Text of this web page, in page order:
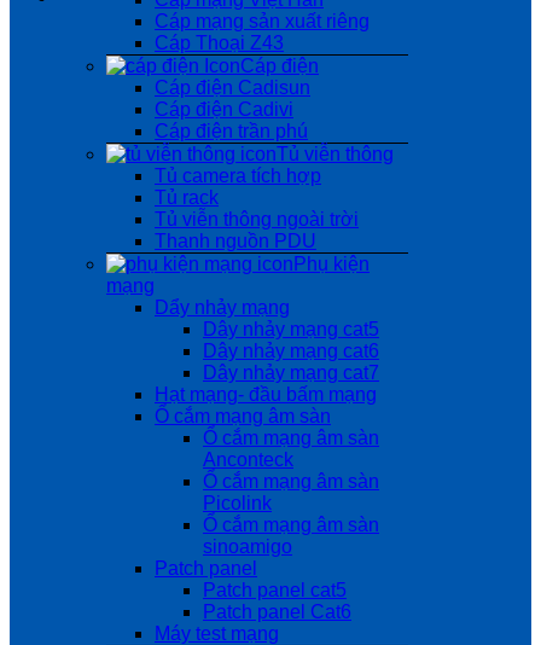
Cáp mạng sản xuất riêng
Cáp Thoại Z43
Cáp điện
Cáp điện Cadisun
Cáp điện Cadivi
Cáp điện trần phú
Tủ viễn thông
Tủ camera tích hợp
Tủ rack
Tủ viễn thông ngoài trời
Thanh nguồn PDU
Phụ kiện
mạng
Dẩy nhảy mạng
Dây nhảy mạng cat5
Dây nhảy mạng cat6
Dây nhảy mạng cat7
Hạt mạng- đầu bấm mạng
Ổ cắm mạng âm sàn
Ổ cắm mạng âm sàn
Anconteck
Ổ cắm mạng âm sàn
Picolink
Ổ cắm mạng âm sàn
sinoamigo
Patch panel
Patch panel cat5
Patch panel Cat6
Máy test mạng